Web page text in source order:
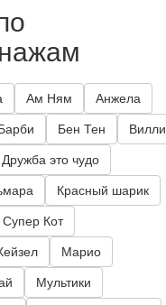
Ам Ням Анжела
Бен Тен Вилли
Дружба это чудо
Красный шарик
Кот
Марио
Мультики